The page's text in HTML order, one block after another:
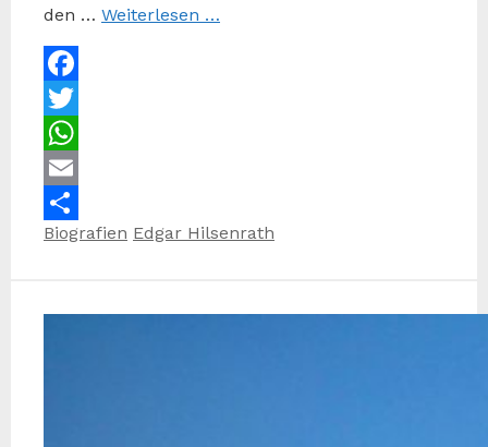
den … Weiterlesen …
Facebook
Twitter
WhatsApp
Email
Teilen
Kategorien
Biografien Schlagwörter
Edgar Hilsenrath